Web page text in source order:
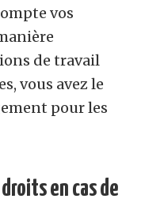
vos
de travail
vous avez le
pour les
en cas de